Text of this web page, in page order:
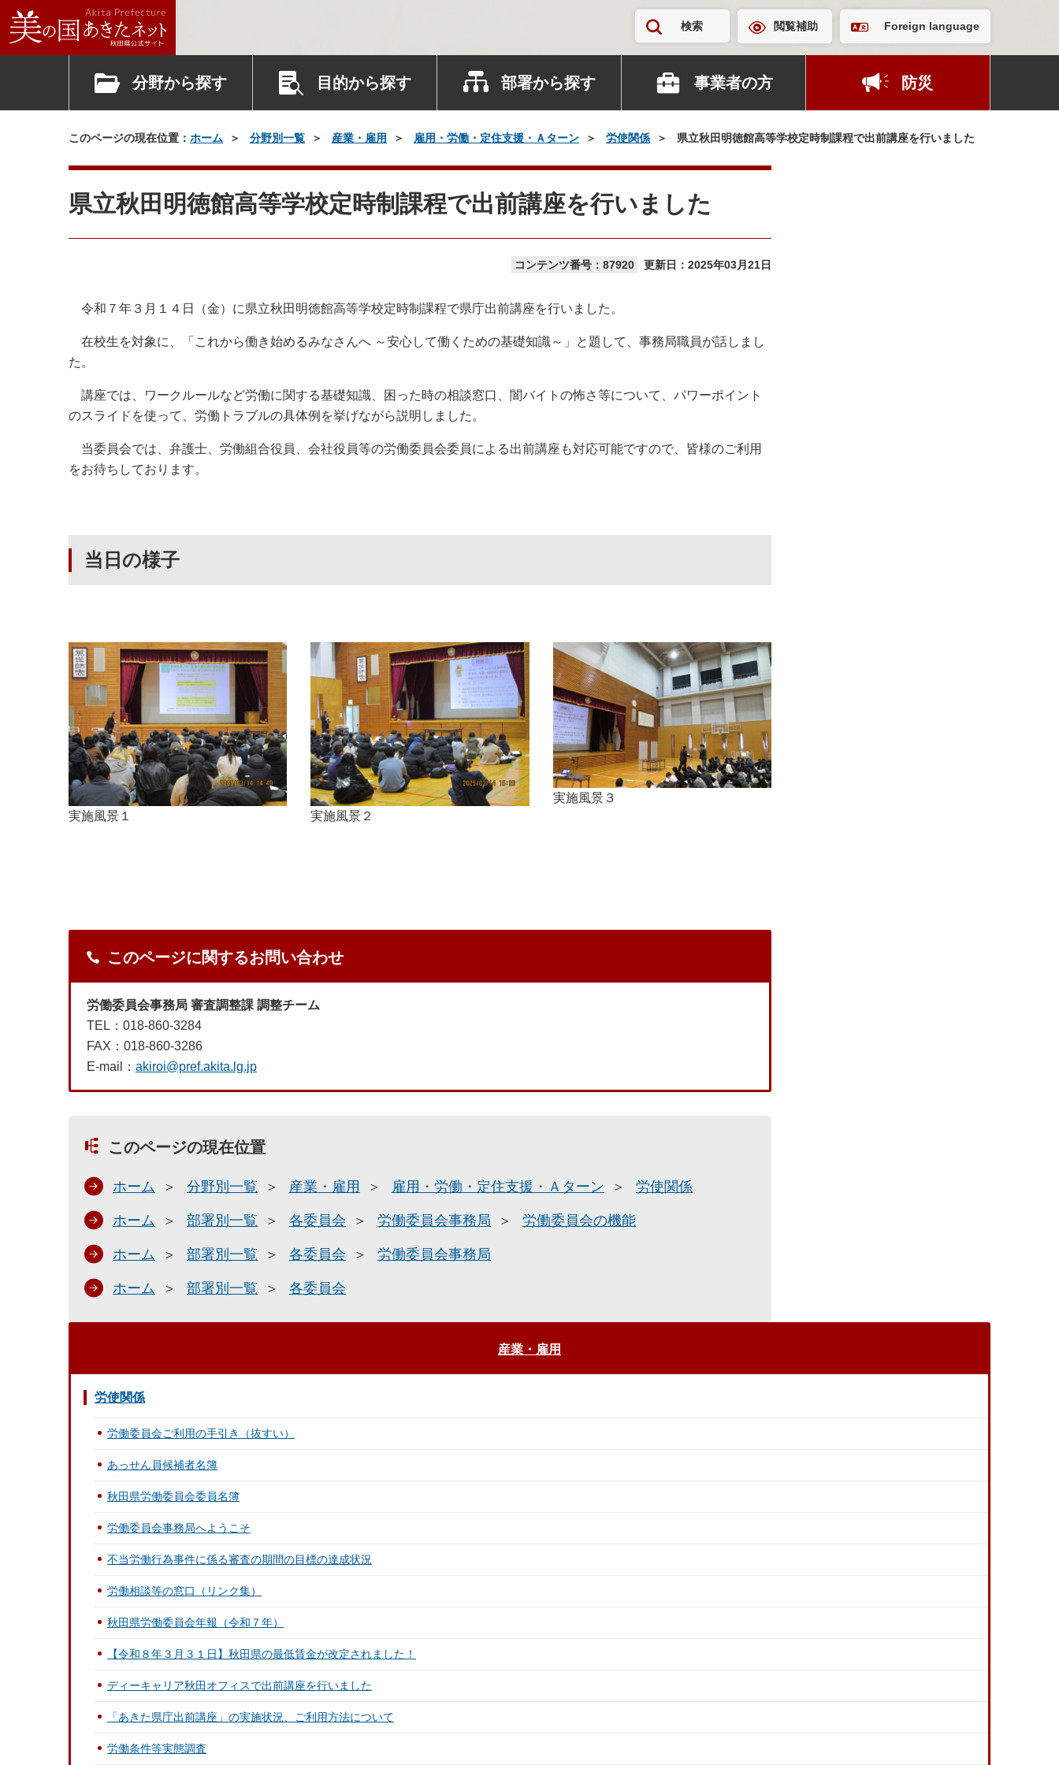
検索 閲覧補助 Foreign language
分野から探す 目的から探す 部署から探す 事業者の方 防災
このページの現在位置： ホーム 分野別一覧 産業・雇用 雇用・労働・定住支援・Ａターン 労使関係 県立秋田明徳館高等学校定時制課程で出前講座を行いました
県立秋田明徳館高等学校定時制課程で出前講座を行いました
コンテンツ番号：87920 更新日： 2025年03月21日
令和７年３月１４日（金）に県立秋田明徳館高等学校定時制課程で県庁出前講座を行いました。
在校生を対象に、「これから働き始めるみなさんへ ～安心して働くための基礎知識～」と題して、事務局職員が話しまし
た。
講座では、ワークルールなど労働に関する基礎知識、困った時の相談窓口、闇バイトの怖さ等について、パワーポイント
のスライドを使って、労働トラブルの具体例を挙げながら説明しました。
当委員会では、弁護士、労働組合役員、会社役員等の労働委員会委員による出前講座も対応可能ですので、皆様のご利用
をお待ちしております。
当日の様子
実施風景１ 実施風景２
実施風景３
このページに関するお問い合わせ
労働委員会事務局 審査調整課 調整チーム
TEL：018-860-3284
FAX：018-860-3286
E-mail： akiroi@pref.akita.lg.jp
このページの現在位置
ホーム 分野別一覧 産業・雇用 雇用・労働・定住支援・Ａターン 労使関係
ホーム 部署別一覧 各委員会 労働委員会事務局 労働委員会の機能
ホーム 部署別一覧 各委員会 労働委員会事務局
ホーム 部署別一覧 各委員会
産業・雇用
労使関係
労働委員会ご利用の手引き（抜すい）
あっせん員候補者名簿
秋田県労働委員会委員名簿
労働委員会事務局へようこそ
不当労働行為事件に係る審査の期間の目標の達成状況
労働相談等の窓口（リンク集）
秋田県労働委員会年報（令和７年）
【令和８年３月３１日】秋田県の最低賃金が改定されました！
ディーキャリア秋田オフィスで出前講座を行いました
「あきた県庁出前講座」の実施状況、ご利用方法について
労働条件等実態調査